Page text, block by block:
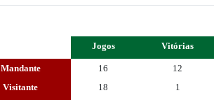
Jogos Vitórias
Mandante 16 12
Visitante
18 1